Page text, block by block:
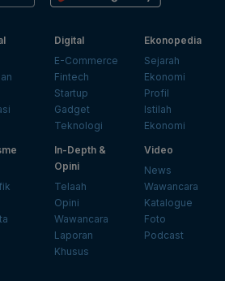
Digital
E-Commerce
Fintech
Startup
Gadget
Teknologi
Ekonopedia
Sejarah
Ekonomi
Profil
Istilah
Ekonomi
In-Depth &
Opini
Telaah
Opini
Wawancara
Laporan
Khusus
Video
News
Wawancara
Katalogue
Foto
Podcast